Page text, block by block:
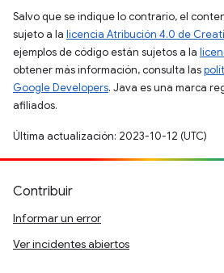
Salvo que se indique lo contrario, el
sujeto a la licencia Atribución 4.0 de
ejemplos de código están sujetos a la
obtener más información, consulta las
Google Developers. Java es una marca
afiliados.
Última actualización: 2023-10-12 (UTC)
Contribuir
Informar un error
Ver incidentes abiertos